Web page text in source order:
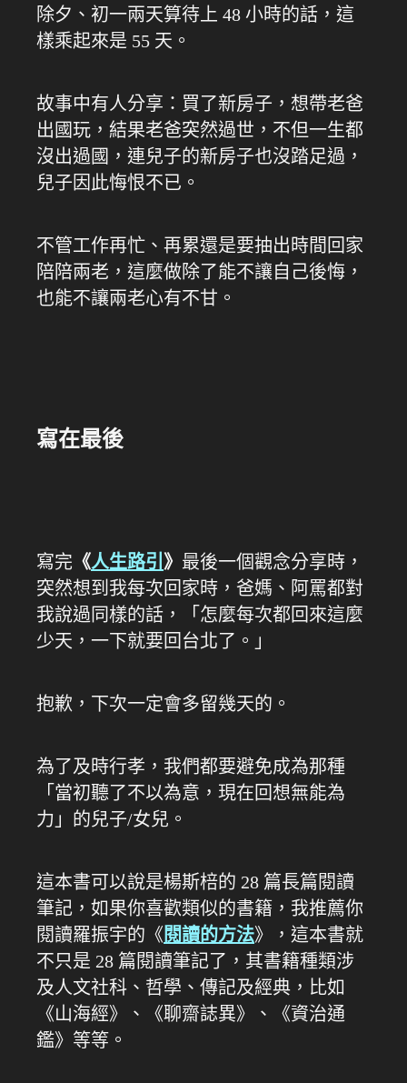
除夕、初一兩天算待上 48 小時的話，這
樣乘起來是 55 天。
故事中有人分享：買了新房子，想帶老爸
出國玩，結果老爸突然過世，不但一生都
沒出過國，連兒子的新房子也沒踏足過，
兒子因此悔恨不已。
不管工作再忙、再累還是要抽出時間回家
陪陪兩老，這麼做除了能不讓自己後悔，
也能不讓兩老心有不甘。
寫在最後
寫完 《人生路引 》 最後一個觀念分享時，
突然想到我每次回家時，爸媽、阿罵都對
我說過同樣的話，「怎麼每次都回來這麼
少天，一下就要回台北了。」
抱歉，下次一定會多留幾天的。
為了及時行孝，我們都要避免成為那種
「當初聽了不以為意，現在回想無能為
力」的兒子/女兒。
這本書可以說是楊斯棓的 28 篇長篇閱讀
筆記，如果你喜歡類似的書籍，我推薦你
閱讀羅振宇的《 閱讀的方法》，這本書就
不只是 28 篇閱讀筆記了，其書籍種類涉
及人文社科、哲學、傳記及經典，比如
《山海經》、《聊齋誌異》、《資治通
鑑》等等。